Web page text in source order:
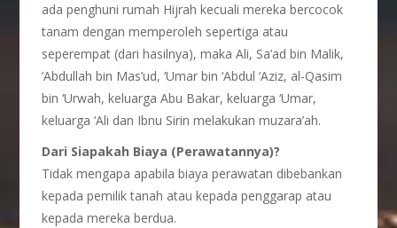
ada penghuni rumah Hijrah kecuali mereka bercocok
tanam dengan memperoleh sepertiga atau
seperempat (dari hasilnya), maka Ali, Sa’ad bin Malik,
‘Abdullah bin Mas’ud, ‘Umar bin ‘Abdul ‘Aziz, al-Qasim
bin ‘Urwah, keluarga Abu Bakar, keluarga ‘Umar,
keluarga ‘Ali dan Ibnu Sirin melakukan muzara’ah.
Dari Siapakah Biaya (Perawatannya)?
Tidak mengapa apabila biaya perawatan dibebankan
kepada pemilik tanah atau kepada penggarap atau
kepada mereka berdua.